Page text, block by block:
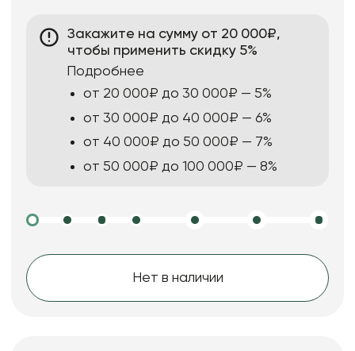
Закажите на сумму от 20 000₽,
чтобы применить скидку 5%
Подробнее
от 20 000₽ до 30 000₽ — 5%
от 30 000₽ до 40 000₽ — 6%
от 40 000₽ до 50 000₽ — 7%
от 50 000₽ до 100 000₽ — 8%
Нет в наличии